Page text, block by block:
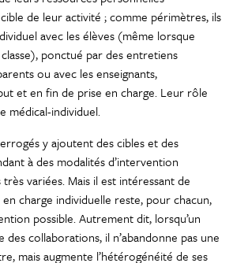
de leur activité ; comme périmètres, ils
avec les élèves (même lorsque
ponctué par des entretiens
ou avec les enseignants,
et en fin de prise en charge. Leur rôle
médical-individuel.
y ajoutent des cibles et des
à des modalités d’intervention
variées. Mais il est intéressant de
charge individuelle reste, pour chacun,
possible. Autrement dit, lorsqu’un
collaborations, il n’abandonne pas une
mais augmente l’hétérogénéité de ses